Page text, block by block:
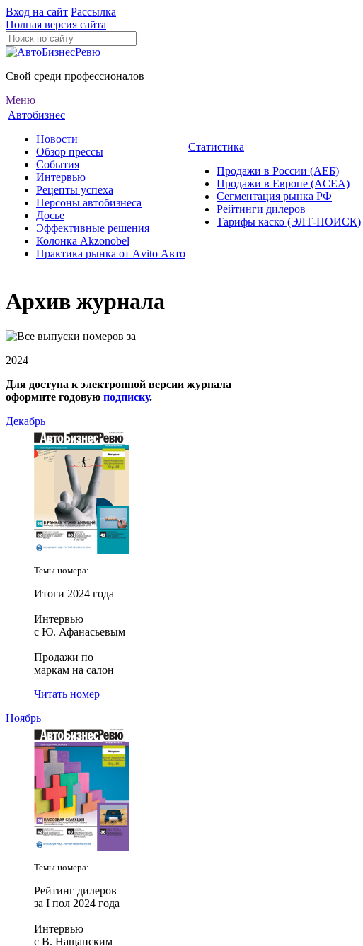
Вход на сайт Рассылка
Полная версия сайта
Свой среди профессионалов
Меню
Автобизнес
Новости
Обзор прессы
События
Интервью
Рецепты успеха
Персоны автобизнеса
Досье
Эффективные решения
Колонка Akzonobel
Практика рынка от Аvito Авто
Статистика
Продажи в России (АЕБ)
Продажи в Европе (ACEA)
Сегментация рынка РФ
Рейтинги дилеров
Тарифы каско (ЭЛТ-ПОИСК)
Архив журнала
2024
Для доступа к электронной версии журнала
оформите годовую подписку.
Декабрь
Темы номера:
Итоги 2024 года
Интервью
с Ю. Афанасьевым
Продажи по
маркам на салон
Читать номер
Ноябрь
Темы номера:
Рейтинг дилеров
за I пол 2024 года
Интервью
с В. Нащанским